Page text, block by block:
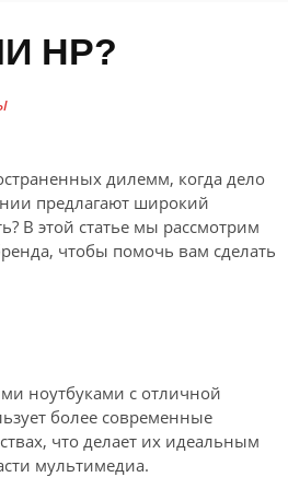
HP?
дилемм, когда дело
предлагают широкий
В этой статье мы рассмотрим
чтобы помочь вам сделать
ноутбуками с отличной
более современные
что делает их идеальным
мультимедиа.